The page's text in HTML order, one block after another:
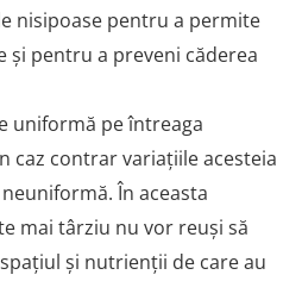
nisipoase pentru a permite
și pentru a preveni căderea
uniformă pe întreaga
caz contrar variațiile acesteia
În aceasta
mai târziu nu vor reuși să
și nutrienții de care au